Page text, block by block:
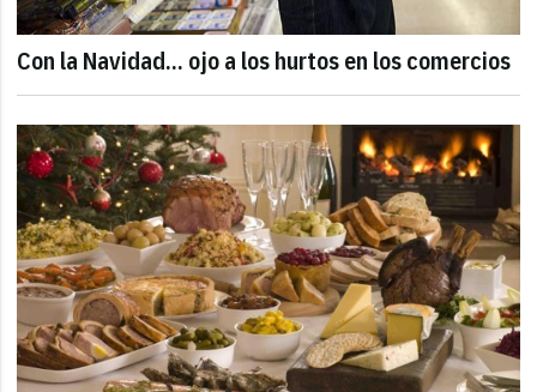
Con la Navidad... ojo a los hurtos en los comercios